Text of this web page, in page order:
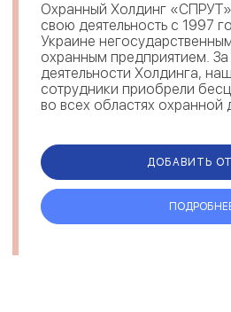
Охранный Холдинг
свою деятельность с 1997
Украине
охранным предприятием.
деятельности Холдинга,
сотрудники приобрели
во всех областях охранной
ДОБАВИТЬ